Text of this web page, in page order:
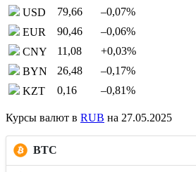
USD
79,66 –0,07%
EUR
90,46 –0,06%
CNY
11,08 +0,03%
BYN
26,48 –0,17%
KZT
0,16 –0,81%
Курсы валют в RUB на 27.05.2025
BTC